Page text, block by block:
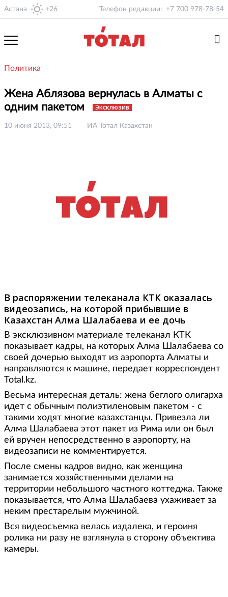
Астана +26 Телефон редакции: +7 700 978-78-54
Политика
Жена Аблязова вернулась в Алматы с
одним пакетом
Эксклюзив
10 июня 2013, 09:51 ИА Тотал Казахстан
В распоряжении телеканала КТК оказалась
видеозапись, на которой прибывшие в
Казахстан Алма Шалабаева и ее дочь
В эксклюзивном материале телеканал КТК
показывает кадры, на которых Алма Шалабаева со
своей дочерью выходят из аэропорта Алматы и
направляются к машине, передает корреспондент
Total.kz.
Весьма интересная деталь: жена беглого олигарха
идет с обычным полиэтиленовым пакетом - с
такими ходят многие казахстанцы. Привезла ли
Алма Шалабаева этот пакет из Рима или он был
ей вручен непосредственно в аэропорту, на
видеозаписи не комментируется.
После смены кадров видно, как женщина
занимается хозяйственными делами на
территории небольшого частного коттеджа. Также
показывается, что Алма Шалабаева ухаживает за
неким престарелым мужчиной.
Вся видеосъемка велась издалека, и героиня
ролика ни разу не взглянула в сторону объектива
камеры.